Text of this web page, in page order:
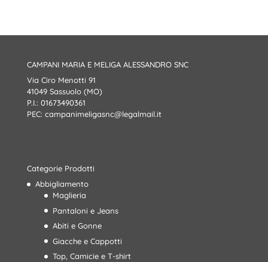
CAMPANI MARIA E MELIGA ALESSANDRO SNC
Via Ciro Menotti 91
41049 Sassuolo (MO)
P.I.: 01673490361
PEC: campanimeligasnc@legalmail.it
Categorie Prodotti
Abbigliamento
Maglieria
Pantaloni e Jeans
Abiti e Gonne
Giacche e Cappotti
Top, Camicie e T-shirt